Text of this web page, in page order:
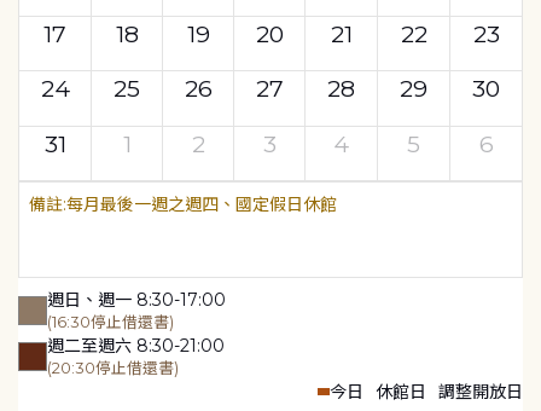
17
18 19 20 21 22
23
24
25 26 27 28 29
30
31
1 2 3 4 5 6
每月最後一週之週四、國定假日休館
週日、週一 8:30-17:00
(16:30停止借還書)
週二至週六 8:30-21:00
(20:30停止借還書)
今日 休館日 調整開放日